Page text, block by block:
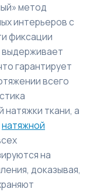
метод
интерьеров с
фиксации
гарантирует
всего
ткани, а
натяжной
на
доказывая,